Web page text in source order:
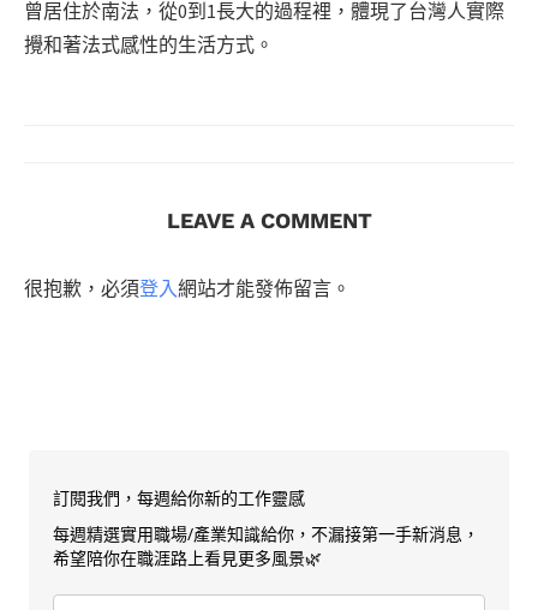
曾居住於南法，從0到1長大的過程裡，體現了台灣人實際
攪和著法式感性的生活方式。
LEAVE A COMMENT
很抱歉，必須登入網站才能發佈留言。
訂閱我們，每週給你新的工作靈感
每週精選實用職場/產業知識給你，不漏接第一手新消息，
希望陪你在職涯路上看見更多風景🌿